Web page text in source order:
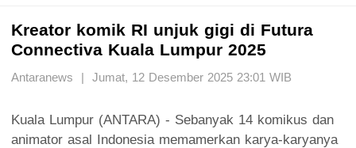
Kreator komik RI unjuk gigi di Futura
Connectiva Kuala Lumpur 2025
Antaranews | Jumat, 12 Desember 2025 23:01 WIB
Kuala Lumpur (ANTARA) - Sebanyak 14 komikus dan
animator asal Indonesia memamerkan karya-karyanya